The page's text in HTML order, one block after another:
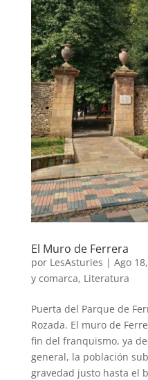
El Muro de Ferrera
por LesAsturies | Ago
y comarca, Literatura
Puerta del Parque de
Rozada. El muro de
fin del franquismo, ya
general, la población
gravedad justo hasta el